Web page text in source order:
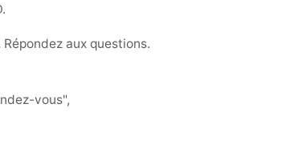
aux questions.
vous",